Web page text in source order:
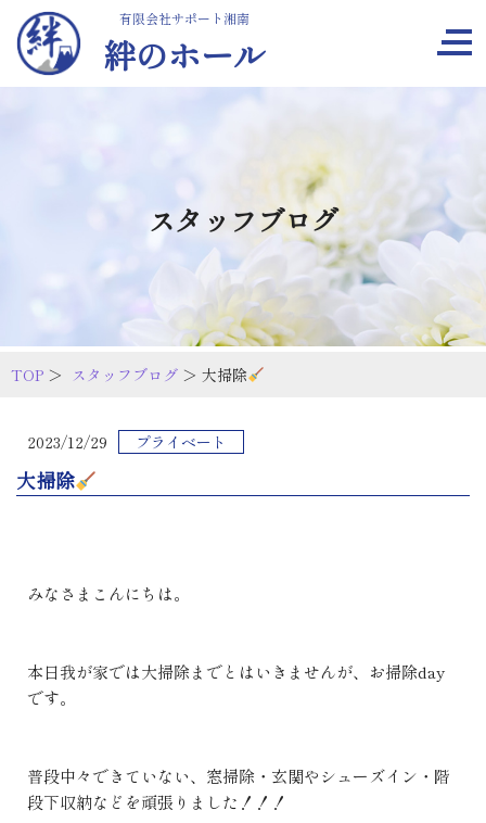
有限会社サポート湘南
絆のホール
スタッフブログ
TOP ＞ スタッフブログ ＞ 大掃除
2023/12/29 プライベート
大掃除
みなさまこんにちは。
本日我が家では大掃除までとはいきませんが、お掃除day
です。
普段中々できていない、窓掃除・玄関やシューズイン・階
段下収納などを頑張りました！！！